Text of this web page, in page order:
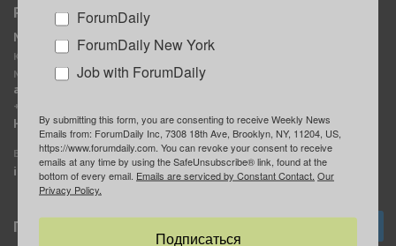
Реклама
MediaKit
Контактное лицо:
Марина Баранчук
ad@forumdaily.com
+1 347-604-1261
Наши рекламодатели
E-mail редакции:
info@forumdaily.com
Группа “ИЩУ СОВЕТА”
ForumDaily
Подписка
ForumDaily
ForumDaily New York
Job with ForumDaily
By submitting this form, you are consenting to receive Weekly News
Emails from: ForumDaily Inc, 7308 18th Ave, Brooklyn, NY, 11204, US,
https://www.forumdaily.com. You can revoke your consent to receive
emails at any time by using the SafeUnsubscribe® link, found at the
bottom of every email. Emails are serviced by Constant Contact. Our
Privacy Policy.
Подписаться